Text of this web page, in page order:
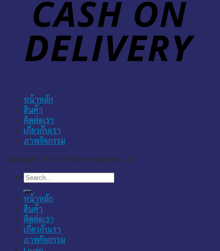
หน้าหลัก
สินค้า
ติดต่อเรา
เกี่ยวกับเรา
ภาพกิจกรรม
Copyright 2026 © Boonmakrong Ltd
Search
หน้าหลัก
สินค้า
ติดต่อเรา
เกี่ยวกับเรา
ภาพกิจกรรม